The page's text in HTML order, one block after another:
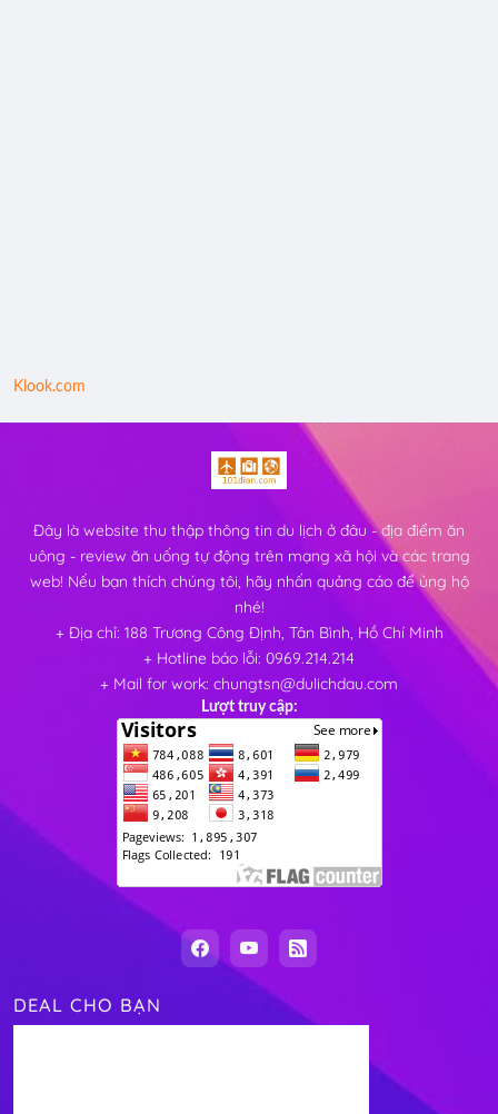
Klook.com
Đây là website thu thập thông tin du lịch ở đâu - địa điểm ăn
uông - review ăn uống tự động trên mạng xã hội và các trang
web! Nếu bạn thích chúng tôi, hãy nhấn quảng cáo để ủng hộ
nhé!
+ Địa chỉ: 188 Trương Công Định, Tân Bình, Hồ Chí Minh
+ Hotline báo lỗi: 0969.214.214
+ Mail for work: chungtsn@dulichdau.com
Lượt truy cập:
DEAL CHO BẠN